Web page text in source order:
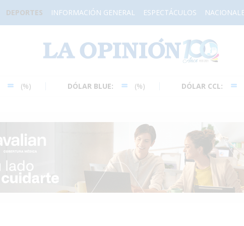
DEPORTES INFORMACIÓN GENERAL ESPECTÁCULOS
DÓLAR BLUE: (%) DÓLAR CCL: (%)